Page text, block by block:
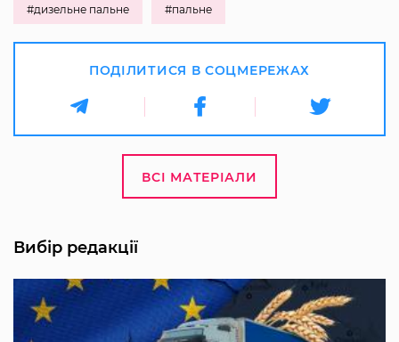
#дизельне пальне #пальне
ПОДІЛИТИСЯ В СОЦМЕРЕЖАХ
ВСІ МАТЕРІАЛИ
Вибір редакції